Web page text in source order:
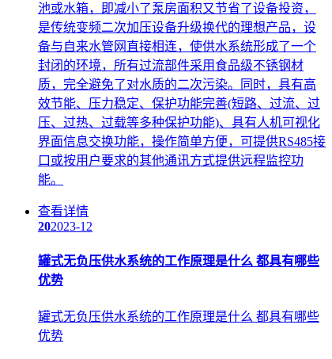
池或水箱，即减小了泵房面积又节省了设备投资，
是传统变频二次加压设备升级换代的理想产品，设
备与自来水管网直接相连，使供水系统形成了一个
封闭的环境，所有过流部件采用食品级不锈钢材
质，完全避免了对水质的二次污染。同时，具有高
效节能、压力稳定、保护功能完善(短路、过流、过
压、过热、过载等多种保护功能)、具有人机可视化
界面信息交换功能，操作简单方便，可提供RS485接
口或按用户要求的其他通讯方式提供远程监控功
能。
查看详情
202023-12
罐式无负压供水系统的工作原理是什么 都具有哪些
优势
罐式无负压供水系统的工作原理是什么 都具有哪些
优势